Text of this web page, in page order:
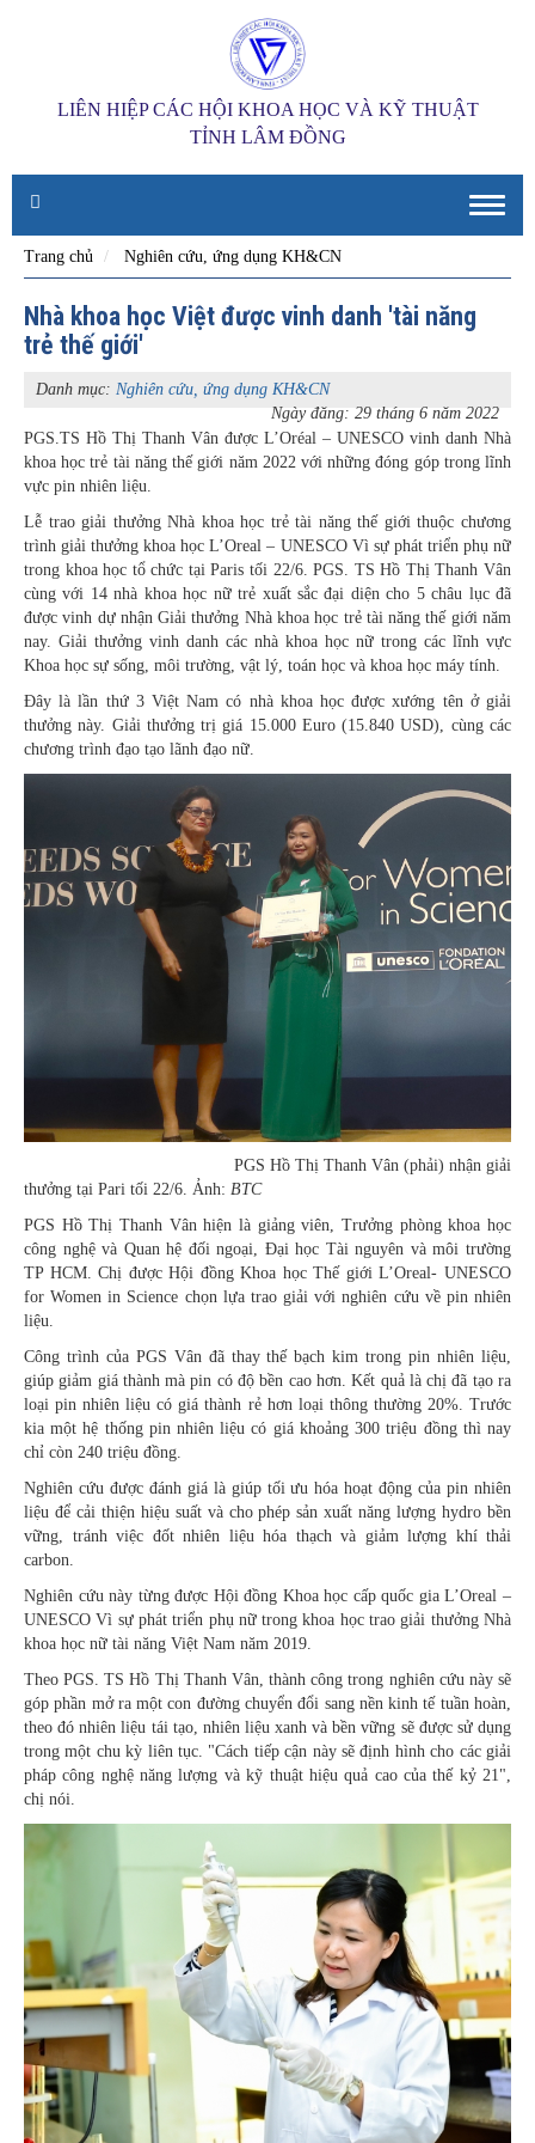
LIÊN HIỆP CÁC HỘI KHOA HỌC VÀ KỸ THUẬT
TỈNH LÂM ĐỒNG
Toggle
Trang chủ
Nghiên cứu, ứng dụng KH&CN
Nhà khoa học Việt được vinh danh 'tài năng
trẻ thế giới'
Danh mục: Nghiên cứu, ứng dụng KH&CN
Ngày đăng: 29 tháng 6 năm 2022
PGS.TS Hồ Thị Thanh Vân được L’Oréal – UNESCO vinh danh Nhà
khoa học trẻ tài năng thế giới năm 2022 với những đóng góp trong lĩnh
vực pin nhiên liệu.
Lễ trao giải thưởng Nhà khoa học trẻ tài năng thế giới thuộc chương
trình giải thưởng khoa học L’Oreal – UNESCO Vì sự phát triển phụ nữ
trong khoa học tổ chức tại Paris tối 22/6. PGS. TS Hồ Thị Thanh Vân
cùng với 14 nhà khoa học nữ trẻ xuất sắc đại diện cho 5 châu lục đã
được vinh dự nhận Giải thưởng Nhà khoa học trẻ tài năng thế giới năm
nay. Giải thưởng vinh danh các nhà khoa học nữ trong các lĩnh vực
Khoa học sự sống, môi trường, vật lý, toán học và khoa học máy tính.
Đây là lần thứ 3 Việt Nam có nhà khoa học được xướng tên ở giải
thưởng này. Giải thưởng trị giá 15.000 Euro (15.840 USD), cùng các
chương trình đạo tạo lãnh đạo nữ.
PGS Hồ Thị Thanh Vân (phải) nhận giải
thưởng tại Pari tối 22/6. Ảnh: BTC
PGS Hồ Thị Thanh Vân hiện là giảng viên, Trưởng phòng khoa học
công nghệ và Quan hệ đối ngoại, Đại học Tài nguyên và môi trường
TP HCM. Chị được Hội đồng Khoa học Thế giới L’Oreal- UNESCO
for Women in Science chọn lựa trao giải với nghiên cứu về pin nhiên
liệu.
Công trình của PGS Vân đã thay thế bạch kim trong pin nhiên liệu,
giúp giảm giá thành mà pin có độ bền cao hơn. Kết quả là chị đã tạo ra
loại pin nhiên liệu có giá thành rẻ hơn loại thông thường 20%. Trước
kia một hệ thống pin nhiên liệu có giá khoảng 300 triệu đồng thì nay
chỉ còn 240 triệu đồng.
Nghiên cứu được đánh giá là giúp tối ưu hóa hoạt động của pin nhiên
liệu để cải thiện hiệu suất và cho phép sản xuất năng lượng hydro bền
vững, tránh việc đốt nhiên liệu hóa thạch và giảm lượng khí thải
carbon.
Nghiên cứu này từng được Hội đồng Khoa học cấp quốc gia L’Oreal –
UNESCO Vì sự phát triển phụ nữ trong khoa học trao giải thưởng Nhà
khoa học nữ tài năng Việt Nam năm 2019.
Theo PGS. TS Hồ Thị Thanh Vân, thành công trong nghiên cứu này sẽ
góp phần mở ra một con đường chuyển đổi sang nền kinh tế tuần hoàn,
theo đó nhiên liệu tái tạo, nhiên liệu xanh và bền vững sẽ được sử dụng
trong một chu kỳ liên tục. "Cách tiếp cận này sẽ định hình cho các giải
pháp công nghệ năng lượng và kỹ thuật hiệu quả cao của thế kỷ 21",
chị nói.